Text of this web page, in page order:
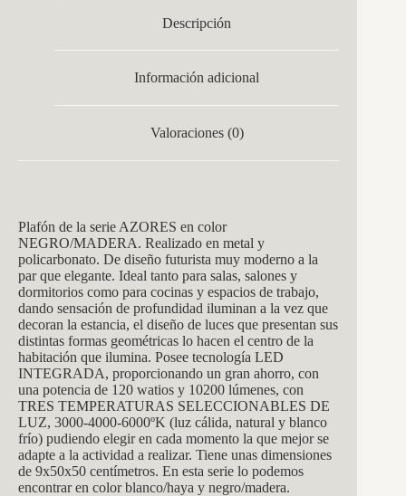
Descripción
Información adicional
Valoraciones (0)
Plafón de la serie AZORES en color
NEGRO/MADERA. Realizado en metal y
policarbonato. De diseño futurista muy moderno a la
par que elegante. Ideal tanto para salas, salones y
dormitorios como para cocinas y espacios de trabajo,
dando sensación de profundidad iluminan a la vez que
decoran la estancia, el diseño de luces que presentan sus
distintas formas geométricas lo hacen el centro de la
habitación que ilumina. Posee tecnología LED
INTEGRADA, proporcionando un gran ahorro, con
una potencia de 120 watios y 10200 lúmenes, con
TRES TEMPERATURAS SELECCIONABLES DE
LUZ, 3000-4000-6000ºK (luz cálida, natural y blanco
frío) pudiendo elegir en cada momento la que mejor se
adapte a la actividad a realizar. Tiene unas dimensiones
de 9x50x50 centímetros. En esta serie lo podemos
encontrar en color blanco/haya y negro/madera.